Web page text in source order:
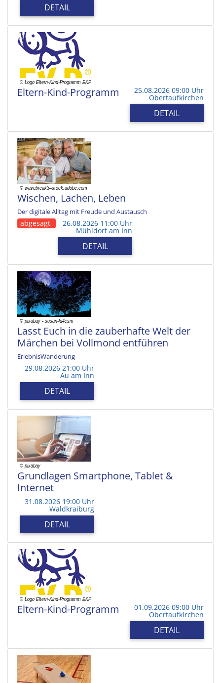
DETAIL
Eltern-Kind-Programm 25.08.2026 09:00 Uhr
Obertaufkirchen
DETAIL
Wischen, Lachen, Leben
Der digitale Alltag mit Freude und Austausch
abgesagt 26.08.2026 11:00 Uhr
Mühldorf am Inn
DETAIL
Lasst Euch in die zauberhafte Welt der
Märchen bei Vollmond entführen
ErlebnisWanderung
29.08.2026 21:00 Uhr
Au am Inn
DETAIL
Grundlagen Smartphone, Tablet &
Internet
31.08.2026 19:00 Uhr
Waldkraiburg
DETAIL
Eltern-Kind-Programm 01.09.2026 09:00 Uhr
Obertaufkirchen
DETAIL